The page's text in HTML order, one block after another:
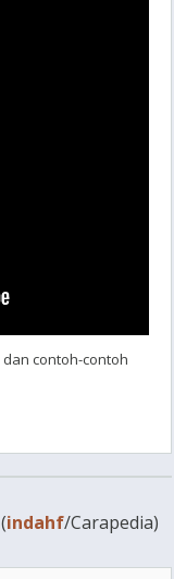
contoh-contoh
(indahf/Carapedia)